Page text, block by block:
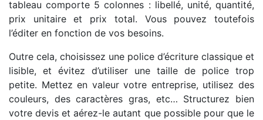
tableau comporte 5 colonnes : libellé, unité, quantité,
prix unitaire et prix total. Vous pouvez toutefois
l’éditer en fonction de vos besoins.
Outre cela, choisissez une police d’écriture classique et
lisible, et évitez d’utiliser une taille de police trop
petite. Mettez en valeur votre entreprise, utilisez des
couleurs, des caractères gras, etc… Structurez bien
votre devis et aérez-le autant que possible pour que le